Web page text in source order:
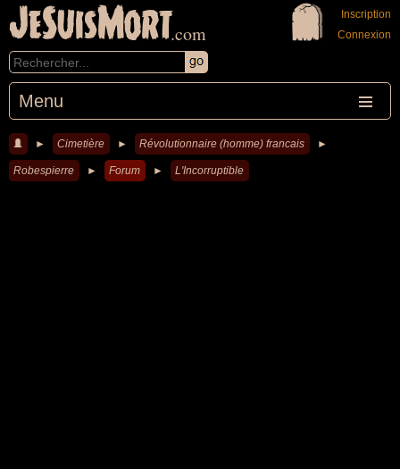
JeSuisMort.com
Menu
Inscription
Connexion
► Cimetière ► Révolutionnaire (homme) francais ►
Robespierre ► Forum ► L'Incorruptible